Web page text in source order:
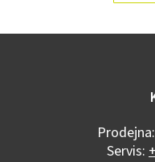
Z
Prodejna:
Servis: